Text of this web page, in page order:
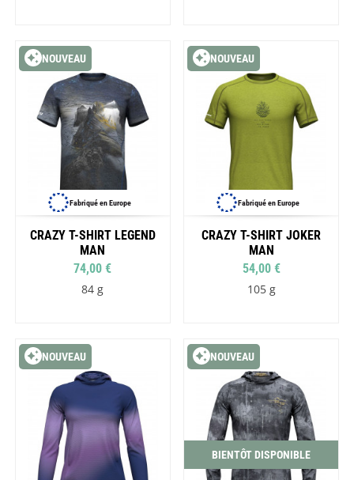
NOUVEAU
Fabriqué en Europe
CRAZY T-SHIRT LEGEND
MAN
74,00 €
84 g
NOUVEAU
Fabriqué en Europe
CRAZY T-SHIRT JOKER
MAN
54,00 €
105 g
NOUVEAU
BIENTÔT DISPONIBLE
NOUVEAU